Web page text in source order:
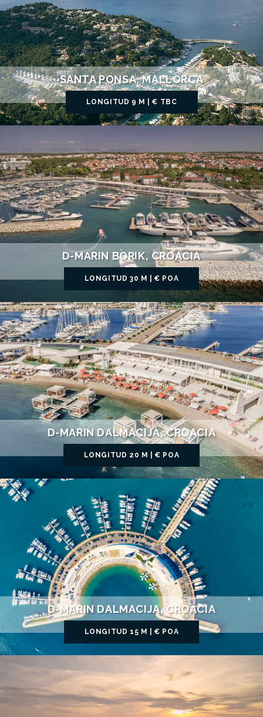
SANTA PONSA, MALLORCA
LONGITUD 9 M | € TBC
D-MARIN BORIK, CROACIA
LONGITUD 30 M | € POA
D-MARIN DALMACIJA, CROACIA
LONGITUD 20 M | € POA
D-MARIN DALMACIJA, CROACIA
LONGITUD 15 M | € POA